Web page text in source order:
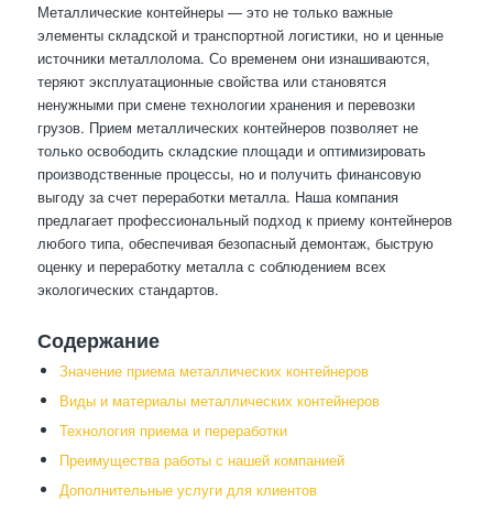
Металлические контейнеры — это не только важные
элементы складской и транспортной логистики, но и ценные
источники металлолома. Со временем они изнашиваются,
теряют эксплуатационные свойства или становятся
ненужными при смене технологии хранения и перевозки
грузов. Прием металлических контейнеров позволяет не
только освободить складские площади и оптимизировать
производственные процессы, но и получить финансовую
выгоду за счет переработки металла. Наша компания
предлагает профессиональный подход к приему контейнеров
любого типа, обеспечивая безопасный демонтаж, быструю
оценку и переработку металла с соблюдением всех
экологических стандартов.
Содержание
Значение приема металлических контейнеров
Виды и материалы металлических контейнеров
Технология приема и переработки
Преимущества работы с нашей компанией
Дополнительные услуги для клиентов